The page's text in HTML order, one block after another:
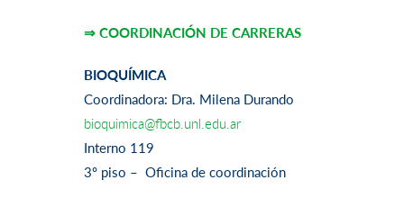
⇒ COORDINACIÓN DE CARRERAS
BIOQUÍMICA
Coordinadora: Dra. Milena Durando
bioquimica@fbcb.unl.edu.ar
Interno 119
3º piso – Oficina de coordinación